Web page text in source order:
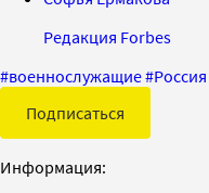
Редакция Forbes
#военнослужащие#Россия
Подписаться
Информация: